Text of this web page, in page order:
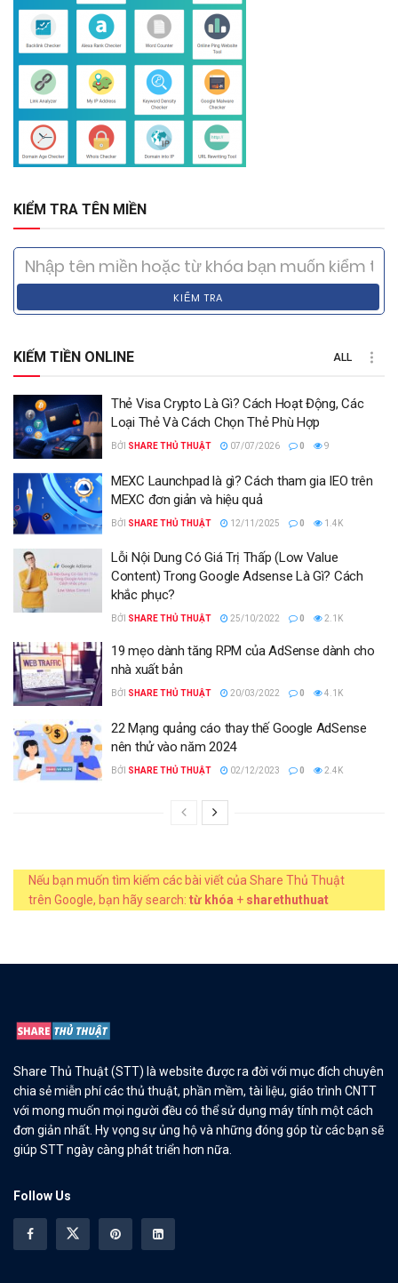
KIỂM TRA TÊN MIỀN
KIỂM TRA
KIẾM TIỀN ONLINE ALL
Thẻ Visa Crypto Là Gì? Cách Hoạt Động, Các
Loại Thẻ Và Cách Chọn Thẻ Phù Hợp
BỞI SHARE THỦ THUẬT 07/07/2026 0 9
MEXC Launchpad là gì? Cách tham gia IEO trên
MEXC đơn giản và hiệu quả
BỞI SHARE THỦ THUẬT 12/11/2025 0 1.4K
Lỗi Nội Dung Có Giá Trị Thấp (Low Value
Content) Trong Google Adsense Là Gì? Cách
khắc phục?
BỞI SHARE THỦ THUẬT 25/10/2022 0 2.1K
19 mẹo dành tăng RPM của AdSense dành cho
nhà xuất bản
BỞI SHARE THỦ THUẬT 20/03/2022 0 4.1K
22 Mạng quảng cáo thay thế Google AdSense
nên thử vào năm 2024
BỞI SHARE THỦ THUẬT 02/12/2023 0 2.4K
Nếu bạn muốn tìm kiếm các bài viết của Share Thủ Thuật
trên Google, bạn hãy search: từ khóa + sharethuthuat
Share Thủ Thuật (STT) là website được ra đời với mục đích chuyên
chia sẻ miễn phí các thủ thuật, phần mềm, tài liệu, giáo trình CNTT
với mong muốn mọi người đều có thể sử dụng máy tính một cách
đơn giản nhất. Hy vọng sự ủng hộ và những đóng góp từ các bạn sẽ
giúp STT ngày càng phát triển hơn nữa.
Follow Us